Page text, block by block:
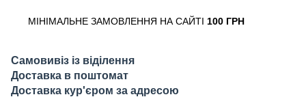
МІНІМАЛЬНЕ ЗАМОВЛЕННЯ НА САЙТІ 100 ГРН
Самовивіз із віділення
Доставка в поштомат
Доставка кур'єром за адресою